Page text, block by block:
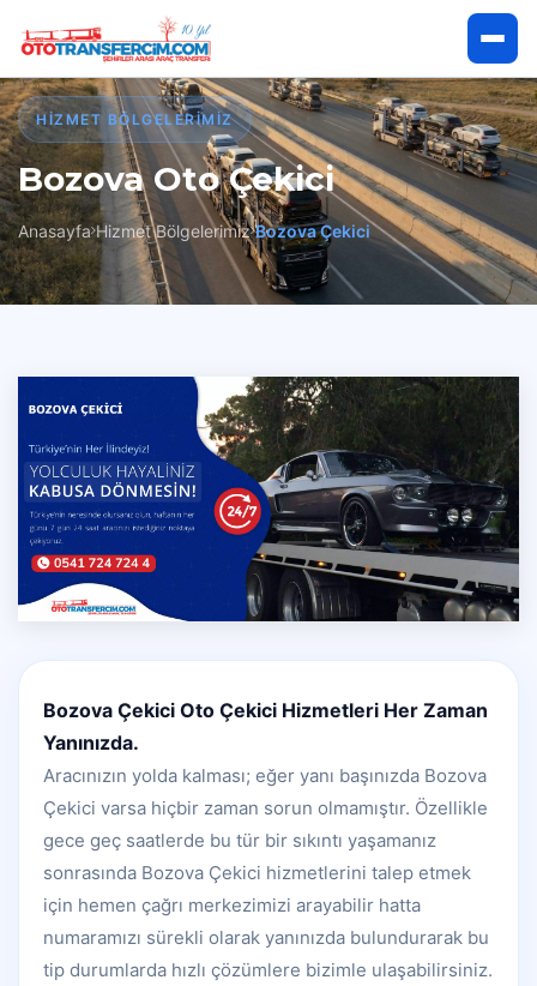
Anasayfa
Hakkımızda
Hizmetlerimiz
Çekici Talep Et
HIZMET BÖLGELERIMIZ
Bozova Oto Çekici
Anasayfa Hizmet Bölgelerimiz Bozova Çekici
Bozova Çekici Oto Çekici Hizmetleri Her Zaman
Yanınızda.
Aracınızın yolda kalması; eğer yanı başınızda Bozova
Çekici varsa hiçbir zaman sorun olmamıştır. Özellikle
gece geç saatlerde bu tür bir sıkıntı yaşamanız
sonrasında Bozova Çekici hizmetlerini talep etmek
için hemen çağrı merkezimizi arayabilir hatta
numaramızı sürekli olarak yanınızda bulundurarak bu
tip durumlarda hızlı çözümlere bizimle ulaşabilirsiniz.